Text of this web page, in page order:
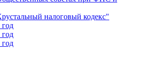
налоговый кодекс"
год
год
год